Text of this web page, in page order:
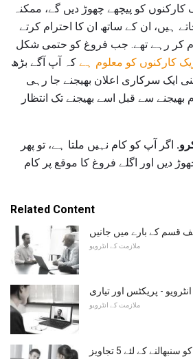
کو پیچھے چھوڑ دیں گے، ممکنہ
ہیں، ان کے ساتھ ان کا احترام کرتے
کر رہے تھے. جب فروغ کو حتمی شکل
کارکنوں کو معلوم ہے کہ آپ آگے بڑھ
ایک سرکاری اعلان بھیجنے جا رہی
بھیجنے سے قبل اسے بھیجنے تک انتظار
اگر آپ کو کام نہیں ملتا ہے، تو پھر
دیں اور اگلے فروغ کا موقع پر کام
Related Content
قسم کے بارے میں جانیں
ملازمت کے انٹرویو
- پریکٹس اور تیاری
ملازمت کے انٹرویو
کے لئے 5 تجاویز